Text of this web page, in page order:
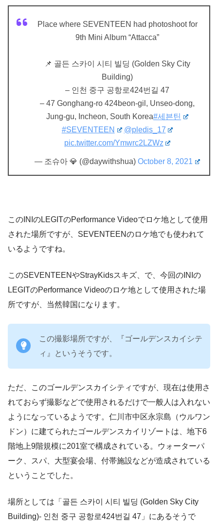
Place where SEVENTEEN had photoshoot for
9th Mini Album “Attacca”
📌 골든 스카이 시티 빌딩 (Golden Sky City
Building)
– 인천 중구 공항로424번길 47
– 47 Gonghang-ro 424beon-gil, Unseo-dong,
Jung-gu, Incheon, South Korea#세븐틴
#SEVENTEEN
@pledis_17
pic.twitter.com/Ymwrc2LZWz
— 조슈아 💎 (@daywithshua)October 8, 2021
このINIのLEGITのPerformance Videoでロケ地として使用
された場所ですが、SEVENTEENのロケ地でも使われて
いるようですね。
このSEVENTEENやStrayKidsスキズ、で、今回のINIの
LEGITのPerformance Videoのロケ地として使用された場
所ですが、当然韓国になります。
この撮影場所ですが、『ゴールデンスカイシテ
ィ』というそうです。
ただ、このゴールデンスカイシティですが、現在は使用さ
れておらず撮影などで使用されるだけで一般人は入れない
ようになっているようです。仁川市中区永宗島（ウルワン
ドン）に建てられたゴールデンスカイリゾートは、地下6
階地上9階規模に201室で構成されている。ウォーターパ
ーク、スパ、大型宴会場、付帯施設などが造成されている
ということでした。
場所としては「골든 스카이 시티 빌딩 (Golden Sky City
Building)- 인천 중구 공항로424번길 47」にあるそうで